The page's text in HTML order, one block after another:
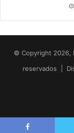
© Copyright 2026,
reservados |